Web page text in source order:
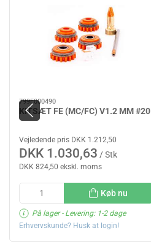
799F000490
KITSÆT FE (MC/FC) V1.2 MM #20
Vejledende pris DKK 1.212,50
DKK 1.030,63 / Stk
DKK 824,50 ekskl. moms
Køb nu
På lager- Levering: 1-2 dage
Erhvervskunde? Husk at login!